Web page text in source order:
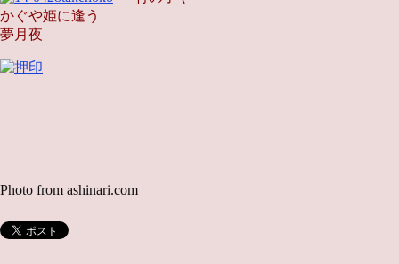
かぐや姫に逢う
夢月夜
Photo from ashinari.com